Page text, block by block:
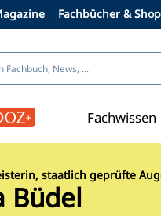
Fachbücher & Shop
Fachwissen
staatlich geprüfte
Büdel